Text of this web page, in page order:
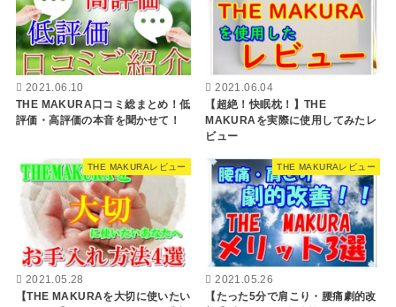
2021.06.10
THE MAKURA口コミ総まとめ！低
評価・高評価の本音を聞かせて！
2021.06.04
【超絶！快眠枕！】THE
MAKURAを実際に使用してみたレ
ビュー
THE MAKURAレビュー
2021.05.28
【THE MAKURAを大切に使いたい
THE MAKURAレビュー
2021.05.26
【たった5分で肩こり・腰痛劇的改